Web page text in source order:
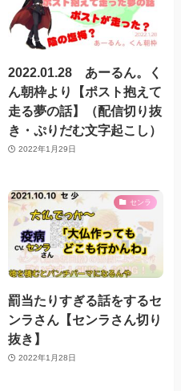
2022.01.28 あーるん。く
ん朝枠より【ポスト抱えて
走る夢の話】（配信切り抜
き・ぷりだむ文字起こし）
2022年1月29日
センラ
罰当たりすぎる話をするセ
ンラさん【センラさん切り
抜き】
2022年1月28日